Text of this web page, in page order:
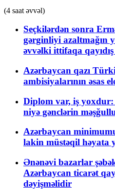
(4 saat əvvəl)
Seçkilərdən sonra
gərginliyi azaltmağın
əvvəlki ittifaqa
Azərbaycan qazı
ambisiyalarının əsas
Diplom var, iş yoxdur:
niyə gənclərin
Azərbaycan
lakin müstəqil həyata
Ənənəvi bazarlar
Azərbaycan ticarət
dəyişməlidir